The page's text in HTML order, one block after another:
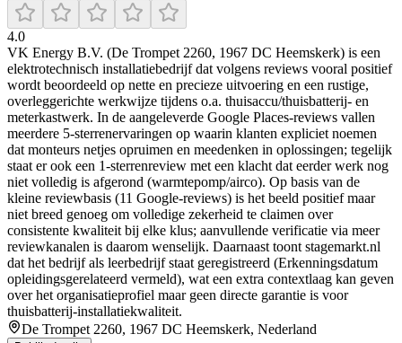
4.0
VK Energy B.V. (De Trompet 2260, 1967 DC Heemskerk) is een
elektrotechnisch installatiebedrijf dat volgens reviews vooral positief
wordt beoordeeld op nette en precieze uitvoering en een rustige,
overleggerichte werkwijze tijdens o.a. thuisaccu/thuisbatterij- en
meterkastwerk. In de aangeleverde Google Places-reviews vallen
meerdere 5-sterrenervaringen op waarin klanten expliciet noemen
dat monteurs netjes opruimen en meedenken in oplossingen; tegelijk
staat er ook een 1-sterrenreview met een klacht dat eerder werk nog
niet volledig is afgerond (warmtepomp/airco). Op basis van de
kleine reviewbasis (11 Google-reviews) is het beeld positief maar
niet breed genoeg om volledige zekerheid te claimen over
consistente kwaliteit bij elke klus; aanvullende verificatie via meer
reviewkanalen is daarom wenselijk. Daarnaast toont stagemarkt.nl
dat het bedrijf als leerbedrijf staat geregistreerd (Erkenningsdatum
opleidingsgerelateerd vermeld), wat een extra contextlaag kan geven
over het organisatieprofiel maar geen directe garantie is voor
thuisbatterij-installatiekwaliteit.
De Trompet 2260, 1967 DC Heemskerk, Nederland